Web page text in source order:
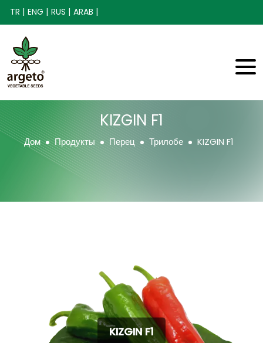
TR | ENG | RUS | ARAB |
KIZGIN F1
Дом Продукты Перец Трилобе KIZGIN F1
KIZGIN F1